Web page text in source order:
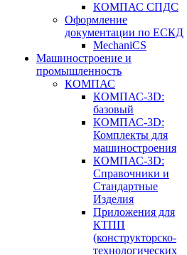
КОМПАС СПДС
Оформление
документации по ЕСКД
MechaniCS
Машиностроение и
промышленность
КОМПАС
КОМПАС-3D:
базовый
КОМПАС-3D:
Комплекты для
машиностроения
КОМПАС-3D:
Справочники и
Стандартные
Изделия
Приложения для
КТПП
(конструкторско-
технологических